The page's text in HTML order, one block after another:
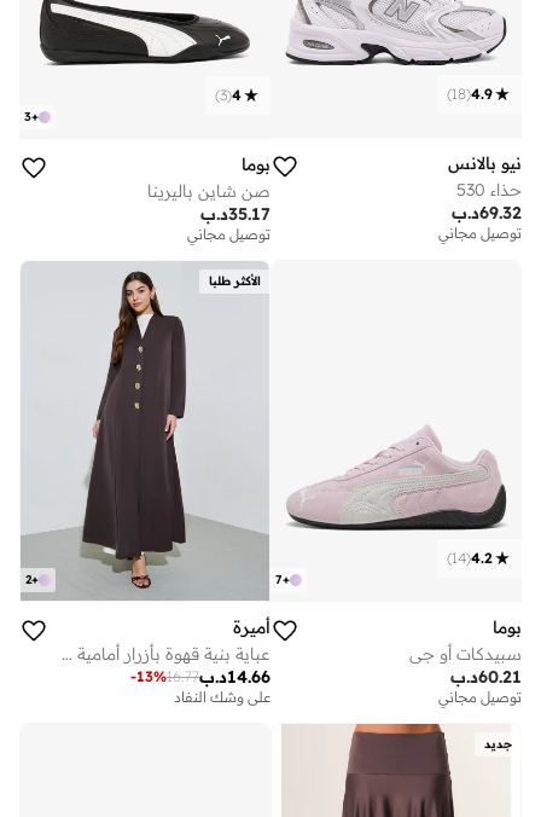
4.9
(
18
)
نيو بالانس
حذاء 530
د.ب69.32
توصيل مجاني
+
3
4
(
3
)
بوما
صن شاين باليرينا
د.ب35.17
توصيل مجاني
+
7
4.2
(
14
)
بوما
سبيدكات أو جي
د.ب60.21
توصيل مجاني
الأكثر طلبا
+
2
أميرة
عباية بنية قهوة بأزرار أمامية وأكمام طويلة
د.ب14.66
16.77
-13%
على وشك النفاد
جديد